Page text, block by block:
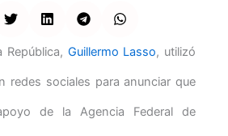
República, Guillermo Lasso, utilizó
redes sociales para anunciar que
de la Agencia Federal de